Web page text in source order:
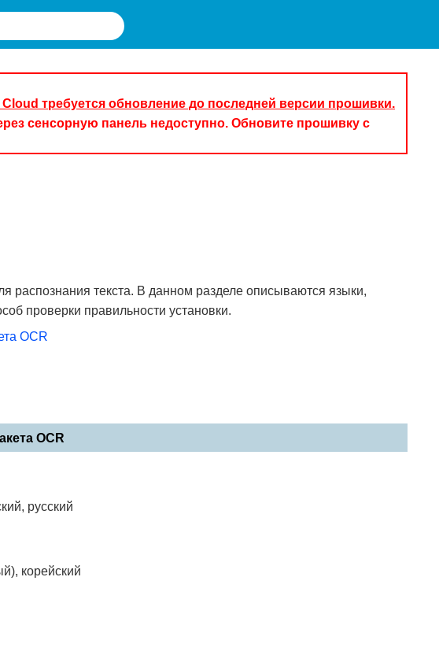
требуется обновление до последней версии прошивки.
сенсорную панель недоступно. Обновите прошивку с
распознания текста. В данном разделе описываются языки,
проверки правильности установки.
OCR
OCR
русский
корейский